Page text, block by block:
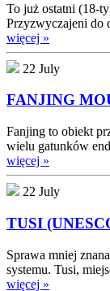
To już ostatni (18-
Przyzwyczajeni do
więcej »
22 July
FANJING
Fanjing to obiekt
wielu gatunków
więcej »
22 July
TUSI
Sprawa mniej
systemu. Tusi,
więcej »